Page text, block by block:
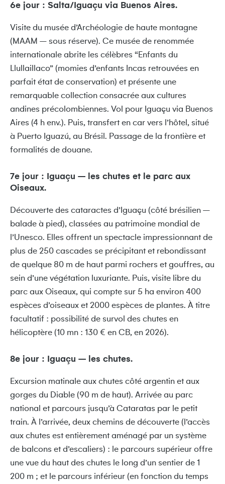
6e jour : Salta/Iguaçu via Buenos Aires.
Visite du musée d’Archéologie de haute montagne
(MAAM – sous réserve). Ce musée de renommée
internationale abrite les célèbres “Enfants du
Llullaillaco” (momies d’enfants Incas retrouvées en
parfait état de conservation) et présente une
remarquable collection consacrée aux cultures
andines précolombiennes. Vol pour Iguaçu via Buenos
Aires (4 h env.). Puis, transfert en car vers l’hôtel, situé
à Puerto Iguazú, au Brésil. Passage de la frontière et
formalités de douane.
7e jour : Iguaçu – les chutes et le parc aux
Oiseaux.
Découverte des cataractes d’Iguaçu (côté brésilien –
balade à pied), classées au patrimoine mondial de
l’Unesco. Elles offrent un spectacle impressionnant de
plus de 250 cascades se précipitant et rebondissant
de quelque 80 m de haut parmi rochers et gouffres, au
sein d’une végétation luxuriante. Puis, visite libre du
parc aux Oiseaux, qui compte sur 5 ha environ 400
espèces d’oiseaux et 2000 espèces de plantes. À titre
facultatif : possibilité de survol des chutes en
hélicoptère (10 mn : 130 € en CB, en 2026).
8e jour : Iguaçu – les chutes.
Excursion matinale aux chutes côté argentin et aux
gorges du Diable (90 m de haut). Arrivée au parc
national et parcours jusqu’à Cataratas par le petit
train. À l’arrivée, deux chemins de découverte (l’accès
aux chutes est entièrement aménagé par un système
de balcons et d’escaliers) : le parcours supérieur offre
une vue du haut des chutes le long d’un sentier de 1
200 m ; et le parcours inférieur (en fonction du temps